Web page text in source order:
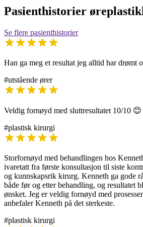
Pasienthistorier
Se flere pasienthistorier
Han ga meg et resultat jeg alltid har drømt
#utstående ører
Veldig fornøyd med sluttresultatet 10/10 😊
#plastisk kirurgi
Storfornøyd med behandlingen hos
ivaretatt fra første konsultasjon til siste
og kunnskapsrik kirurg. Kenneth ga gode
både før og etter behandling, og resultatet
ønsket. Jeg er veldig fornøyd med
anbefaler Kenneth på det sterkeste.
#plastisk kirurgi